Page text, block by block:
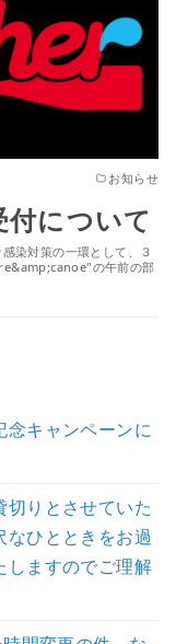
お知らせ
付について
染対策の一環として、３
の午前の部
念キャンペーンに
切りとさせていた
なひとときをお過
しますのでご理解